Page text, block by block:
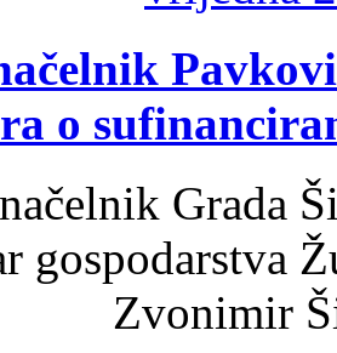
o
Grada
gospodarstva
Zvonimir